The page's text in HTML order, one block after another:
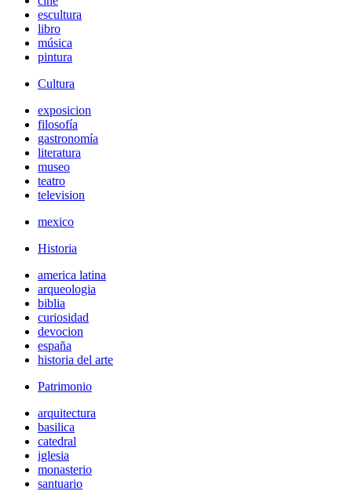
escultura
libro
música
pintura
Cultura
exposicion
filosofía
gastronomía
literatura
museo
teatro
television
mexico
Historia
america latina
arqueologia
biblia
curiosidad
devocion
españa
historia del arte
Patrimonio
arquitectura
basilica
catedral
iglesia
monasterio
santuario